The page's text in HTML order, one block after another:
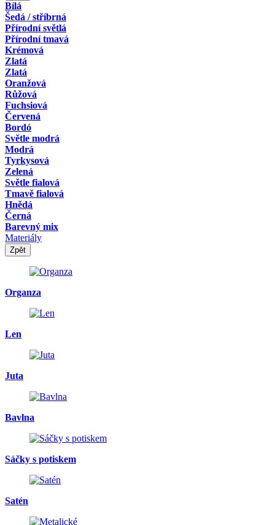
Bílá
Šedá / stříbrná
Přírodní světlá
Přírodní tmavá
Krémová
Zlatá
Zlatá
Oranžová
Růžová
Fuchsiová
Červená
Bordó
Světle modrá
Modrá
Tyrkysová
Zelená
Světle fialová
Tmavě fialová
Hnědá
Černá
Barevný mix
Materiály
Zpět
Organza
Len
Juta
Bavlna
Sáčky s potiskem
Satén